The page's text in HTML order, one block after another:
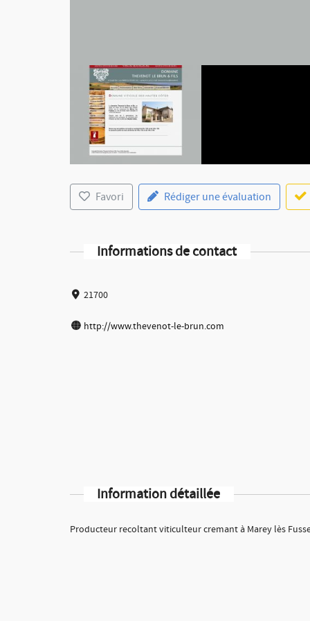
Favori Rédiger une évaluation
Informations de contact
21700
http://www.thevenot-le-brun.com
Information détaillée
Producteur recoltant viticulteur cremant à Marey lès